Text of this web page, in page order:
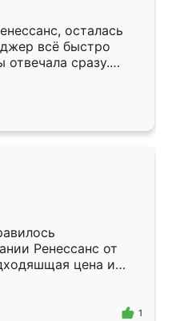
только здесь.
осталась
всё быстро
отвечала сразу.
подошёл к
Собрали
аккуратно, даже
Ренессанс от
цена и
Приехавший
самый
1